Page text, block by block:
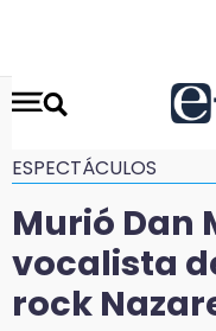
ESPECTÁCULOS
Murió Dan
vocalista
rock